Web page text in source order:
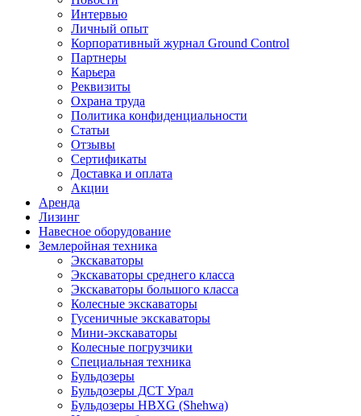
Интервью
Личный опыт
Корпоративный журнал Ground Control
Партнеры
Карьера
Реквизиты
Охрана труда
Политика конфиденциальности
Статьи
Отзывы
Сертификаты
Доставка и оплата
Акции
Аренда
Лизинг
Навесное оборудование
Землеройная техника
Экскаваторы
Экскаваторы среднего класса
Экскаваторы большого класса
Колесные экскаваторы
Гусеничные экскаваторы
Мини-экскаваторы
Колесные погрузчики
Специальная техника
Бульдозеры
Бульдозеры ДСТ Урал
Бульдозеры HBXG (Shehwa)